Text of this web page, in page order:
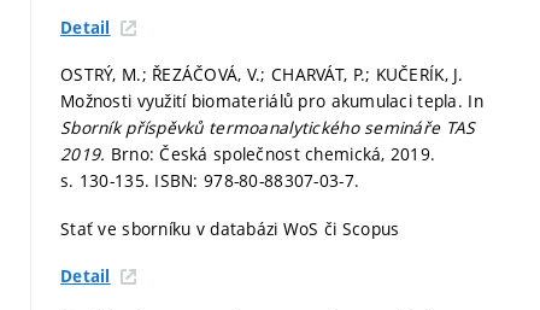
Detail
OSTRÝ, M.; ŘEZÁČOVÁ, V.; CHARVÁT, P.; KUČERÍK, J.
Možnosti využití biomateriálů pro akumulaci tepla. In
Sborník příspěvků termoanalytického semináře TAS
2019. Brno: Česká společnost chemická, 2019.
s. 130-135. ISBN: 978-80-88307-03-7.
Stať ve sborníku v databázi WoS či Scopus
Detail